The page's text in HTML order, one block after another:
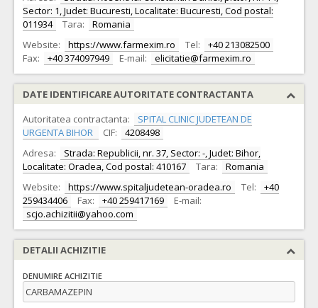
Sector: 1, Judet: Bucuresti, Localitate: Bucuresti, Cod postal:
011934
Tara:
Romania
Website:
https://www.farmexim.ro Tel:
+40 213082500
Fax:
+40 374097949 E-mail: elicitatie@farmexim.ro
DATE IDENTIFICARE AUTORITATE CONTRACTANTA
Autoritatea contractanta:
SPITAL CLINIC JUDETEAN DE
URGENTA BIHOR
CIF:
4208498
Adresa:
Strada: Republicii, nr. 37, Sector: -, Judet: Bihor,
Localitate: Oradea, Cod postal: 410167
Tara:
Romania
Website:
https://www.spitaljudetean-oradea.ro Tel:
+40
259434406
Fax: +40 259417169
E-mail:
scjo.achizitii@yahoo.com
DETALII ACHIZITIE
DENUMIRE ACHIZITIE
CARBAMAZEPIN